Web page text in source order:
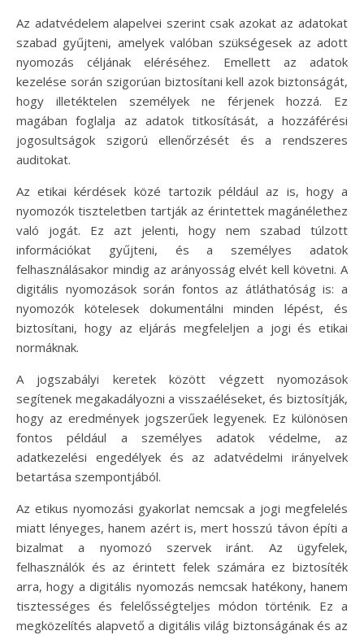
Az adatvédelem alapelvei szerint csak azokat az adatokat
szabad gyűjteni, amelyek valóban szükségesek az adott
nyomozás céljának eléréséhez. Emellett az adatok
kezelése során szigorúan biztosítani kell azok biztonságát,
hogy illetéktelen személyek ne férjenek hozzá. Ez
magában foglalja az adatok titkosítását, a hozzáférési
jogosultságok szigorú ellenőrzését és a rendszeres
auditokat.
Az etikai kérdések közé tartozik például az is, hogy a
nyomozók tiszteletben tartják az érintettek magánélethez
való jogát. Ez azt jelenti, hogy nem szabad túlzott
információkat gyűjteni, és a személyes adatok
felhasználásakor mindig az arányosság elvét kell követni. A
digitális nyomozások során fontos az átláthatóság is: a
nyomozók kötelesek dokumentálni minden lépést, és
biztosítani, hogy az eljárás megfeleljen a jogi és etikai
normáknak.
A jogszabályi keretek között végzett nyomozások
segítenek megakadályozni a visszaéléseket, és biztosítják,
hogy az eredmények jogszerűek legyenek. Ez különösen
fontos például a személyes adatok védelme, az
adatkezelési engedélyek és az adatvédelmi irányelvek
betartása szempontjából.
Az etikus nyomozási gyakorlat nemcsak a jogi megfelelés
miatt lényeges, hanem azért is, mert hosszú távon építi a
bizalmat a nyomozó szervek iránt. Az ügyfelek,
felhasználók és az érintett felek számára ez biztosíték
arra, hogy a digitális nyomozás nemcsak hatékony, hanem
tisztességes és felelősségteljes módon történik. Ez a
megközelítés alapvető a digitális világ biztonságának és az